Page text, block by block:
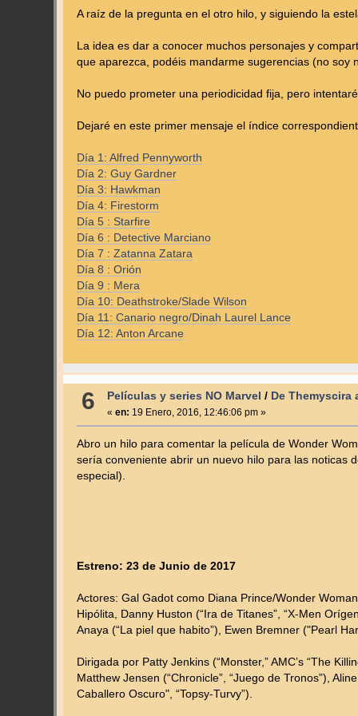
A raíz de la pregunta en el otro hilo, y siguiendo la
La idea es dar a conocer muchos personajes y
que aparezca, podéis mandarme sugerencias (no soy
No puedo prometer una periodicidad fija, pero
Dejaré en este primer mensaje el índice
Día 1: Alfred Pennyworth
Día 2: Guy Gardner
Día 3: Hawkman
Día 4: Firestorm
Día 5 : Starfire
Día 6 : Detective Marciano
Día 7 : Zatanna Zatara
Día 8 : Orión
Día 9 : Mera
Día 10: Deathstroke/Slade Wilson
Día 11: Canario negro/Dinah Laurel Lance
Día 12: Anton Arcane
6 Películas y series NO Marvel / De Themyscira
« en: 19 Enero, 2016, 12:46:06 pm »
Abro un hilo para comentar la película de Wonder
sería conveniente abrir un nuevo hilo para las noticas
especial).
Estreno: 23 de Junio de 2017
Actores: Gal Gadot como Diana Prince/Wonder
Hipólita, Danny Huston (“Ira de Titanes”, “X-Men
Anaya (“La piel que habito”), Ewen Bremner ("Pearl
Dirigada por Patty Jenkins (“Monster,” AMC’s “The
Matthew Jensen (“Chronicle”, “Juego de Tronos”),
Caballero Oscuro", “Topsy-Turvy”).